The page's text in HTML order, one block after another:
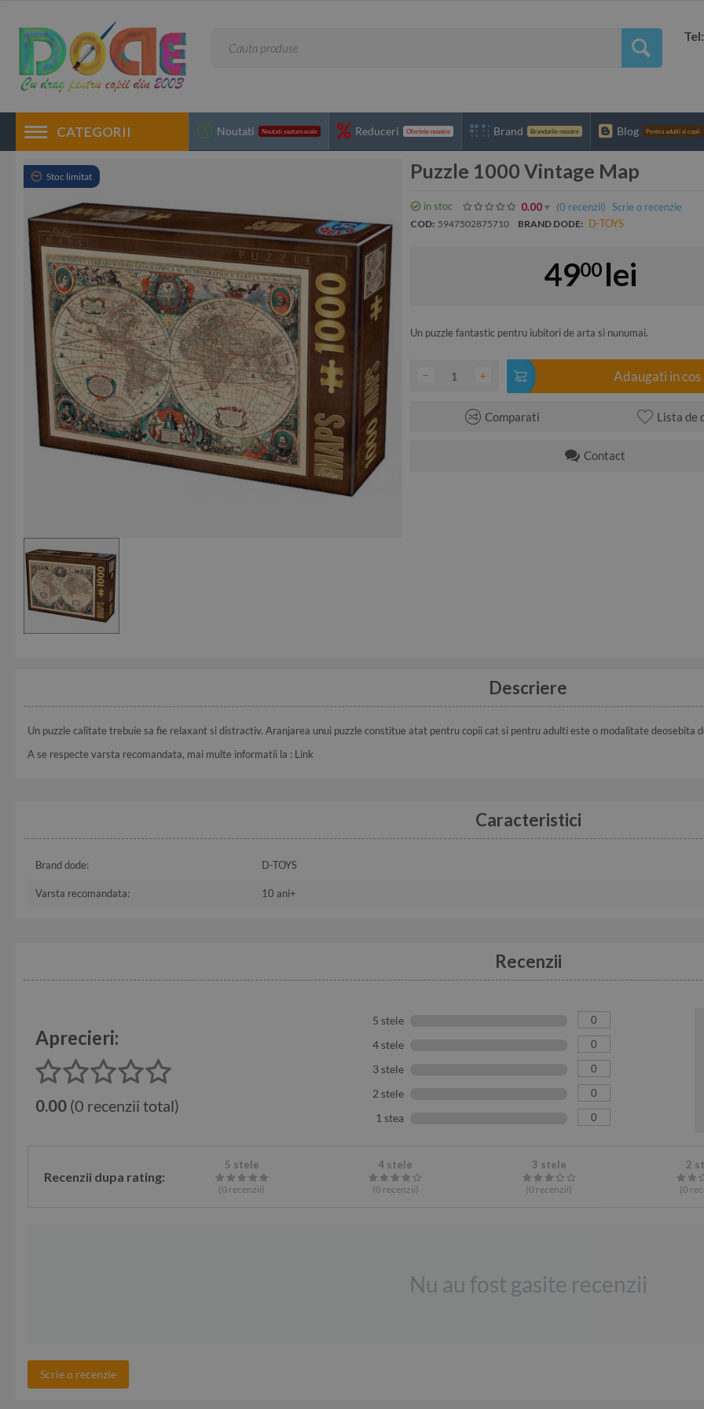
CATEGORII Noutati Noutati saptamanale Reduceri Ofertele noastre Brand Brandurile noastre Blog Pentru adulti si copii
Stoc limitat Puzzle 1000 Vintage Map
in stoc 0.00 (0 recenzii) Scrie o recenzie
COD: 5947502875710 BRAND DODE: D-TOYS
4900 lei
Un puzzle fantastic pentru iubitori de arta si nunumai.
+
− Adaugati in cos
Comparati Lista de
Contact
Descriere
Un puzzle calitate trebuie sa fie relaxant si distractiv. Aranjarea unui puzzle constitue atat pentru copii cat si pentru adulti este o modalitate deosebita
A se respecte varsta recomandata, mai multe informatii la : Link
Caracteristici
Brand dode: D-TOYS
Varsta recomandata: 10 ani+
Recenzii
Aprecieri:
0.00 (0 recenzii total)
5 stele 0
4 stele 0
3 stele 0
2 stele 0
1 stea 0
Recenzii dupa rating:
5 stele
(0 recenzii)
4 stele
(0recenzii)
3 stele
(0 recenzii)
2
(0
Nu au fost gasite recenzii
Scrie o recenzie